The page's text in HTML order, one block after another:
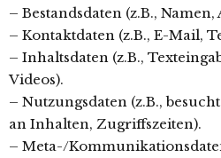
– Bestandsdaten (z.B., Namen,
– Kontaktdaten (z.B., E-Mail,
– Inhaltsdaten (z.B.,
Videos).
– Nutzungsdaten (z.B.,
an Inhalten, Zugriffszeiten).
– Meta-/